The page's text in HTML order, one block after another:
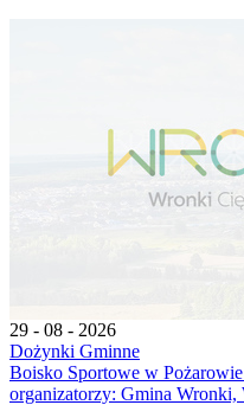
29 - 08 - 2026
Dożynki Gminne
Boisko Sportowe w
organizatorzy: Gmina Wronki,